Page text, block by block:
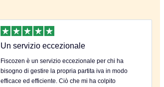
Un servizio eccezionale
Fiscozen è un servizio eccezionale per chi ha
bisogno di gestire la propria partita iva in modo
efficace ed efficiente. Ciò che mi ha colpito